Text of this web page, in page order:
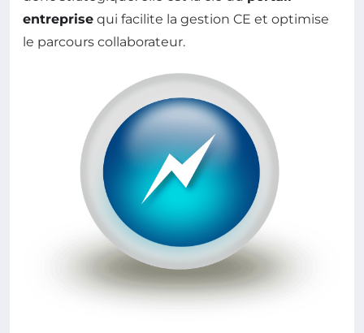
entreprise qui facilite la gestion CE et optimise
le parcours collaborateur.